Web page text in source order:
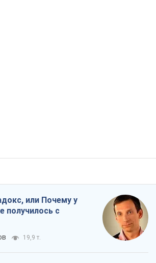
или Почему у
получилось с
19,9 т.